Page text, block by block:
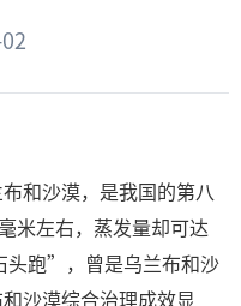
和沙漠，是我国的第八
米左右，蒸发量却可达
跑”，曾是乌兰布和沙
沙漠综合治理成效显